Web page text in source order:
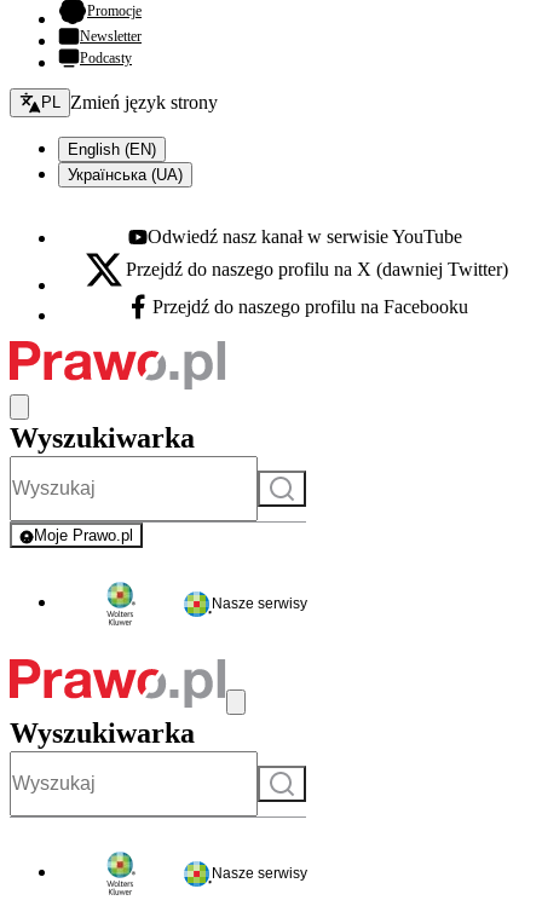
Promocje- otwiera się w nowej karcie
Newsletter
Podcasty
Zmień język - bieżący:
PL Zmień język strony
English (EN)
Українська (UA)
Youtube - otwiera się w nowej karcie
Odwiedź nasz kanał w serwisie YouTube
X - otwiera się w nowej karcie
Przejdź do naszego profilu na X (dawniej Twitter)
Facebook - otwiera się w nowej karcie
Przejdź do naszego profilu na Facebooku
Wyszukiwarka
Szukaj
Moje Prawo.pl
- rejestracja i logowanie do serwisu
Nasze serwisy
Wyszukiwarka
Szukaj
Nasze serwisy